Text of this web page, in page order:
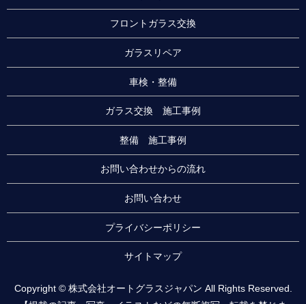
フロントガラス交換
ガラスリペア
車検・整備
ガラス交換 施工事例
整備 施工事例
お問い合わせからの流れ
お問い合わせ
プライバシーポリシー
サイトマップ
Copyright © 株式会社オートグラスジャパン All Rights Reserved.